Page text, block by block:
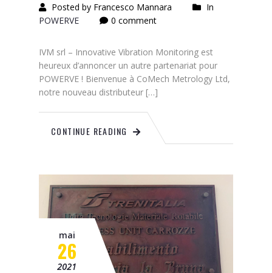
Posted by Francesco Mannara
In
POWERVE
0 comment
IVM srl – Innovative Vibration Monitoring est
heureux d’annoncer un autre partenariat pour
POWERVE ! Bienvenue à CoMech Metrology Ltd,
notre nouveau distributeur […]
CONTINUE READING
mai
26
2021